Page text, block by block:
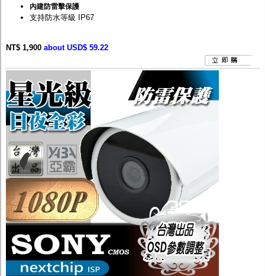
內建防雷擊保護
支持防水等級 IP67
NT$ 1,900 about USD$ 59.22